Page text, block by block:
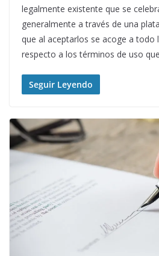
legalmente existente que se
generalmente a través de una
que al aceptarlos se acoge a todo
respecto a los términos de uso
Seguir Leyendo